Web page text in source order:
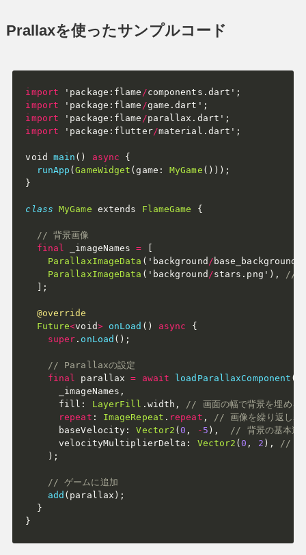
Prallaxを使ったサンプルコード
import 'package : flame /components . dart' ;
import 'package : flame /game .dart' ;
import 'package : flame /parallax . dart' ;
import 'package : flutter/material . dart' ;
void main ( ) async
{
runApp (GameWidget (game : MyGame ( ) ) ) ;
}
class MyGame extends FlameGame {
// 背景画像
final _imageNames =
ParallaxImageData ( 'background / base_background
ParallaxImageData ( 'background /stars . png' ) ,
//
;
@override
Future<void> onLoad ( ) async
{
super . onLoad ( ) ;
// Parallaxの設定
final parallax = await loadParallaxComponent (
      _imageNames
,
      fill
: LayerFill . width ,
// 画面の幅で背景を埋める
repeat : ImageRepeat . repeat ,
// 画像を繰り返し表
      baseVelocity
: Vector2 (0 , - 5 ) ,
// 背景の基本速
      velocityMultiplierDelta
: Vector2 (0 , 2 ) ,
// 速
) ;
// ゲームに追加
add ( parallax ) ;
}
}